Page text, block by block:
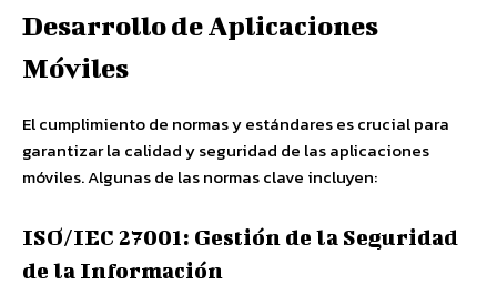
Desarrollo de Aplicaciones
Móviles
El cumplimiento de normas y estándares es crucial para
garantizar la calidad y seguridad de las aplicaciones
móviles. Algunas de las normas clave incluyen:
ISO/IEC 27001: Gestión de la Seguridad
de la Información